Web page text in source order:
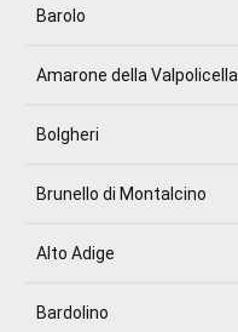
Barolo
Amarone della Valpolicella
Bolgheri
Brunello di Montalcino
Alto Adige
Bardolino